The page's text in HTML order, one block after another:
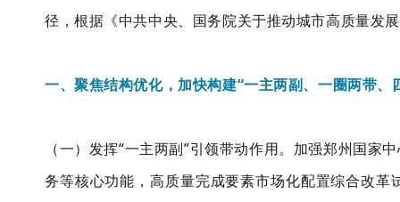
径，根据《中共中央、国务院关于推动城市高质量发
一、聚焦结构优化，加快构建“一主两副、一圈两带、
（一）发挥“一主两副”引领带动作用。加强郑州国
务等核心功能，高质量完成要素市场化配置综合改